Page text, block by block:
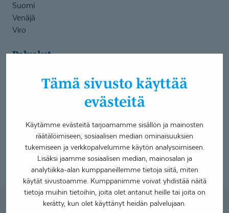
Tämä sivusto käyttää
evästeitä
Käytämme evästeitä tarjoamamme sisällön ja mainosten
räätälöimiseen, sosiaalisen median ominaisuuksien
tukemiseen ja verkkopalvelumme käytön analysoimiseen.
Lisäksi jaamme sosiaalisen median, mainosalan ja
analytiikka-alan kumppaneillemme tietoja siitä, miten
käytät sivustoamme. Kumppanimme voivat yhdistää näitä
tietoja muihin tietoihin, joita olet antanut heille tai joita on
kerätty, kun olet käyttänyt heidän palvelujaan.
Suomi
Venäjä
Viro
Palvelut
Mahalaukun tähystys
Kirkkonummen maksusitoumusasiakkaat gastroskopia
HUS palveluseteliasiakkaat gastroskopia
HUS palveluseteliasiakkaat kolonoskopia